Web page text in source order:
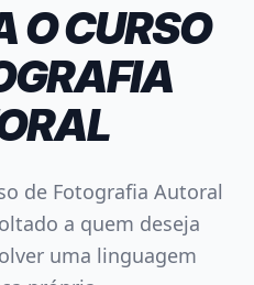
O CURSO
de Fotografia Autoral
a quem deseja
uma linguagem